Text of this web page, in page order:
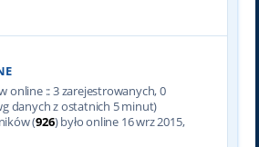
online :: 3 zarejestrowanych, 0
danych z ostatnich 5 minut)
(926) było online 16 wrz 2015,